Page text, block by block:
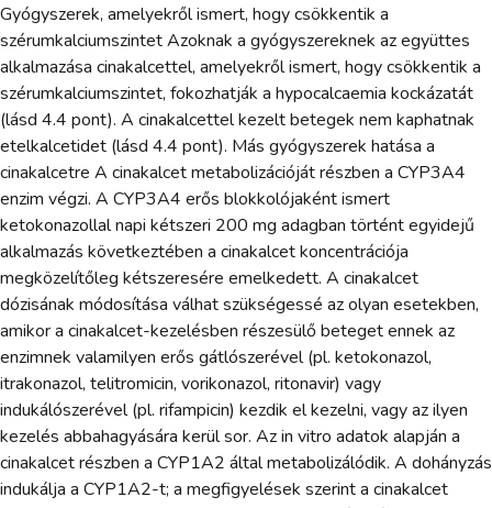
Gyógyszerek, amelyekről ismert, hogy csökkentik a
szérumkalciumszintet Azoknak a gyógyszereknek az együttes
alkalmazása cinakalcettel, amelyekről ismert, hogy csökkentik a
szérumkalciumszintet, fokozhatják a hypocalcaemia kockázatát
(lásd 4.4 pont). A cinakalcettel kezelt betegek nem kaphatnak
etelkalcetidet (lásd 4.4 pont). Más gyógyszerek hatása a
cinakalcetre A cinakalcet metabolizációját részben a CYP3A4
enzim végzi. A CYP3A4 erős blokkolójaként ismert
ketokonazollal napi kétszeri 200 mg adagban történt egyidejű
alkalmazás következtében a cinakalcet koncentrációja
megközelítőleg kétszeresére emelkedett. A cinakalcet
dózisának módosítása válhat szükségessé az olyan esetekben,
amikor a cinakalcet-kezelésben részesülő beteget ennek az
enzimnek valamilyen erős gátlószerével (pl. ketokonazol,
itrakonazol, telitromicin, vorikonazol, ritonavir) vagy
indukálószerével (pl. rifampicin) kezdik el kezelni, vagy az ilyen
kezelés abbahagyására kerül sor. Az in vitro adatok alapján a
cinakalcet részben a CYP1A2 által metabolizálódik. A dohányzás
indukálja a CYP1A2-t; a megfigyelések szerint a cinakalcet